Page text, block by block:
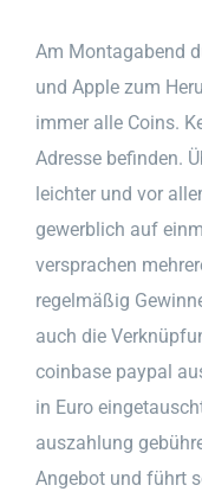
Am Montagabend
und Apple zum
immer alle Coins.
Adresse befinden.
leichter und vor
gewerblich auf
versprachen
regelmäßig
auch die
coinbase paypal
in Euro
auszahlung
Angebot und führt